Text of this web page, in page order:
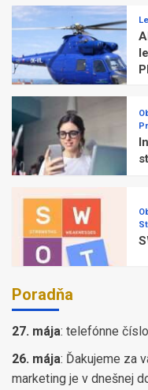
Poradňa
27. mája: telefónne
26. mája: Ďakujeme za
marketing je v dnešnej